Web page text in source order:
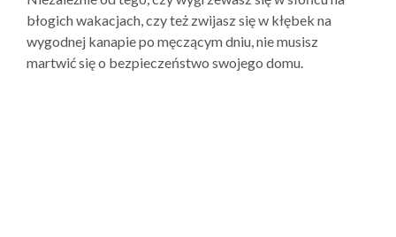
błogich wakacjach, czy też zwijasz się w kłębek na
wygodnej kanapie po męczącym dniu, nie musisz
martwić się o bezpieczeństwo swojego domu.